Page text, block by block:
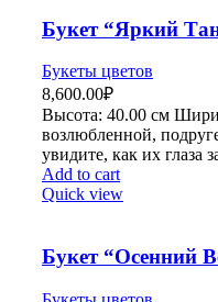
Букет “Яркий
Букеты цветов
8,600.00₽
Высота: 40.00 см
возлюбленной,
увидите, как их глаза
Add to cart
Quick view
Букет “Осенний